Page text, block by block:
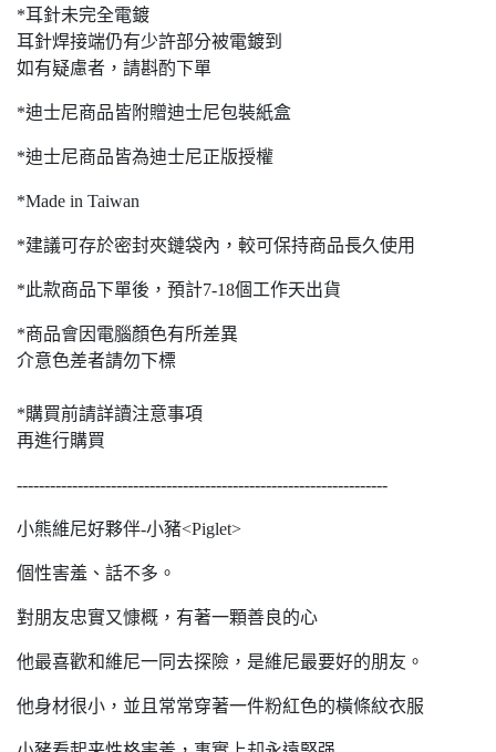
*耳針未完全電鍍
耳針焊接端仍有少許部分被電鍍到
如有疑慮者，請斟酌下單
*迪士尼商品皆附贈迪士尼包裝紙盒
*迪士尼商品皆為迪士尼正版授權
*Made in Taiwan
*建議可存於密封夾鏈袋內，較可保持商品長久使用
*此款商品下單後，預計7-18個工作天出貨
*商品會因電腦顏色有所差異
介意色差者請勿下標
*購買前請詳讀注意事項
再進行購買
-------------------------------------------------------------------
小熊維尼好夥伴-小豬<Piglet>
個性害羞、話不多。
對朋友忠實又慷概，有著一顆善良的心
他最喜歡和維尼一同去探險，是維尼最要好的朋友。
他身材很小，並且常常穿著一件粉紅色的橫條紋衣服